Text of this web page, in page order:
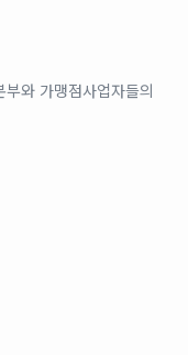
와 가맹점사업자들의